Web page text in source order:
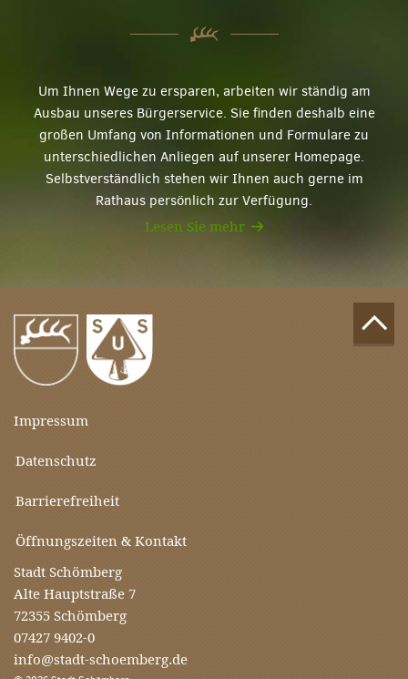
Um Ihnen Wege zu ersparen, arbeiten wir ständig am
Ausbau unseres Bürgerservice. Sie finden deshalb eine
großen Umfang von Informationen und Formulare zu
unterschiedlichen Anliegen auf unserer Homepage.
Selbstverständlich stehen wir Ihnen auch gerne im
Rathaus persönlich zur Verfügung.
Lesen Sie mehr
Impressum
Datenschutz
Barrierefreiheit
Öffnungszeiten & Kontakt
Stadt Schömberg
Alte Hauptstraße 7
72355 Schömberg
07427 9402-0
info@stadt-schoemberg.de